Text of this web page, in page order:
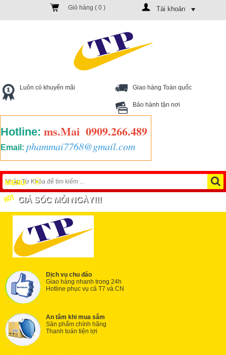
Giỏ hàng ( 0 ) Tài khoản
Luôn có khuyến mãi Giao hàng Toàn quốc
Bảo hành tận nơi
Hotline: ms.Mai 0909.266.489
Email: phammai7768@gmail.com
MENU
GIÁ SỐC MỖI NGÀY!!!
Dịch vụ chu đáo
Giao hàng nhanh trong 24h
Hotline phục vụ cả T7 và CN
An tâm khi mua sắm
Sản phẩm chính hãng
Thanh toán tiện lợi